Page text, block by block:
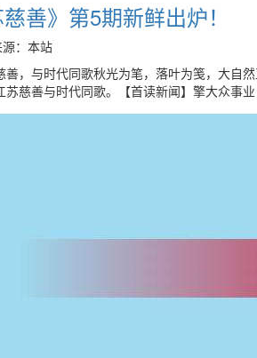
善》第5期新鲜出炉！
：本站
善，与时代同歌秋光为笔，落叶为笺，大
苏慈善与时代同歌。【首读新闻】擎大众事